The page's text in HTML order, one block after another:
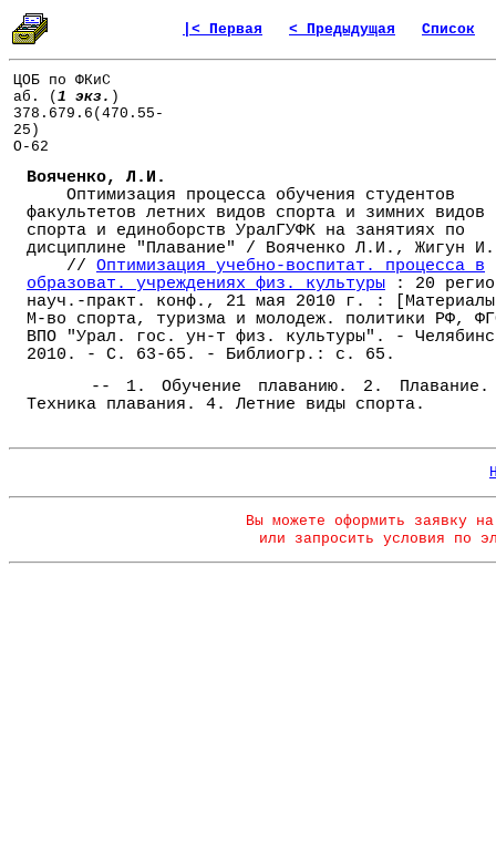
|< Первая < Предыдущая Список
ЦОБ по ФКиС
аб. ( 1 экз. )
378.679.6(470.55-
25)
О-62
Вояченко, Л.И.
Оптимизация процесса обучения студентов
факультетов летних видов спорта и зимних видов
спорта и единоборств УралГУФК на занятиях по
дисциплине "Плавание" / Вояченко Л.И., Жигун
// Оптимизация учебно-воспитат. процесса в
образоват. учреждениях физ. культуры : 20
науч.-практ. конф., 21 мая 2010 г. :
М-во спорта, туризма и молодеж. политики РФ,
ВПО "Урал. гос. ун-т физ. культуры". -
2010. - С. 63-65. - Библиогр.: с. 65.
-- 1. Обучение плаванию. 2.
Техника плавания. 4. Летние виды спорта.
Вы можете оформить заявку
или запросить условия по